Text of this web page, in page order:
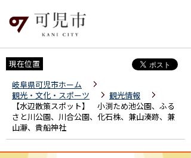
現在位置
岐阜県可児市ホーム
観光・文化・スポーツ
観光情報
【水辺散策スポット】 小渕ため池公園、ふる
さと川公園、川合公園、化石株、兼山湊跡、兼
山瀞、貴船神社